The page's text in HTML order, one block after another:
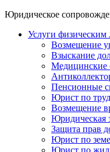
Юридическое
Услуги физическим
Возмещение
Взыскание
Медицинские
Пенсионные
Юрист по
Возмещение
Юридическая
Защита прав
Юрист по
Юрист по